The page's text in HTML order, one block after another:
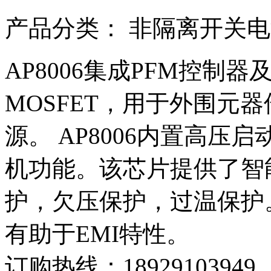
产品分类： 非隔离开关
AP8006集成PFM控制器
MOSFET，用于外围元
源。 AP8006内置高压启
机功能。该芯片提供了
护，欠压保护，过温保
有助于EMI特性。